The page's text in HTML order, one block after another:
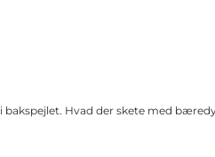
bakspejlet. Hvad der skete med